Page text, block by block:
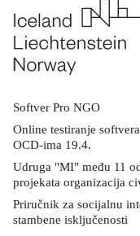
Softver Pro NGO
Online testiranje
OCD-ima 19.4.
Udruga "MI" među 11
projekata organizacija
Priručnik za socijalnu
stambene isključenosti